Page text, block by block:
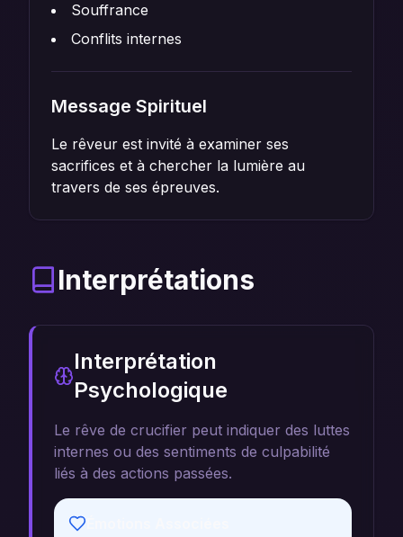
Souffrance
Conflits internes
Message Spirituel
Le rêveur est invité à examiner ses
sacrifices et à chercher la lumière au
travers de ses épreuves.
Interprétations
Interprétation
Psychologique
Le rêve de crucifier peut indiquer des luttes
internes ou des sentiments de culpabilité
liés à des actions passées.